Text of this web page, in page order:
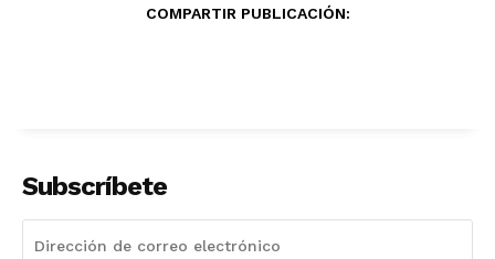
COMPARTIR PUBLICACIÓN:
Subscríbete